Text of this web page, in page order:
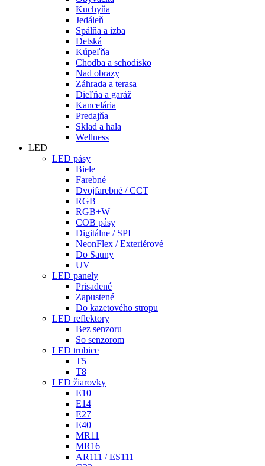
Kuchyňa
Jedáleň
Spálňa a izba
Detská
Kúpeľňa
Chodba a schodisko
Nad obrazy
Záhrada a terasa
Dieľňa a garáž
Kancelária
Predajňa
Sklad a hala
Wellness
LED
LED pásy
Biele
Farebné
Dvojfarebné / CCT
RGB
RGB+W
COB pásy
Digitálne / SPI
NeonFlex / Exteriérové
Do Sauny
UV
LED panely
Prisadené
Zapustené
Do kazetového stropu
LED reflektory
Bez senzoru
So senzorom
LED trubice
T5
T8
LED žiarovky
E10
E14
E27
E40
MR11
MR16
AR111 / ES111